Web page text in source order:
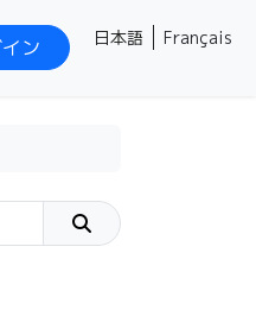
ン Français
日本語